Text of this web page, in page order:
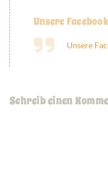
Unsere
Unsere
Schreib einen